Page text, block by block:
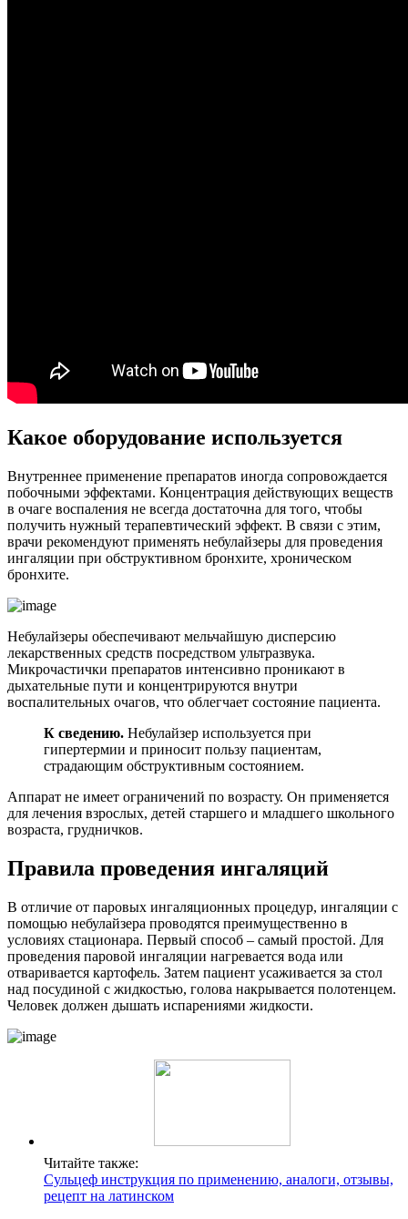
Какое оборудование используется
Внутреннее применение препаратов иногда сопровождается
побочными эффектами. Концентрация действующих веществ
в очаге воспаления не всегда достаточна для того, чтобы
получить нужный терапевтический эффект. В связи с этим,
врачи рекомендуют применять небулайзеры для проведения
ингаляции при обструктивном бронхите, хроническом
бронхите.
Небулайзеры обеспечивают мельчайшую дисперсию
лекарственных средств посредством ультразвука.
Микрочастички препаратов интенсивно проникают в
дыхательные пути и концентрируются внутри
воспалительных очагов, что облегчает состояние пациента.
К сведению. Небулайзер используется при
гипертермии и приносит пользу пациентам,
страдающим обструктивным состоянием.
Аппарат не имеет ограничений по возрасту. Он применяется
для лечения взрослых, детей старшего и младшего школьного
возраста, грудничков.
Правила проведения ингаляций
В отличие от паровых ингаляционных процедур, ингаляции с
помощью небулайзера проводятся преимущественно в
условиях стационара. Первый способ – самый простой. Для
проведения паровой ингаляции нагревается вода или
отваривается картофель. Затем пациент усаживается за стол
над посудиной с жидкостью, голова накрывается полотенцем.
Человек должен дышать испарениями жидкости.
Читайте также:
Сульцеф инструкция по применению, аналоги, отзывы,
рецепт на латинском